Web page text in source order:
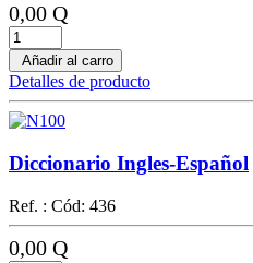
0,00 Q
Añadir al carro
Detalles de producto
Diccionario Ingles-Español
Ref. : Cód: 436
0,00 Q